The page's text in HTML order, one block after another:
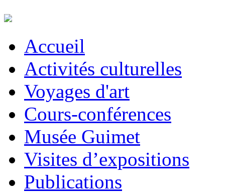
Accueil
Activités culturelles
Voyages d'art
Cours-conférences
Musée Guimet
Visites d’expositions
Publications